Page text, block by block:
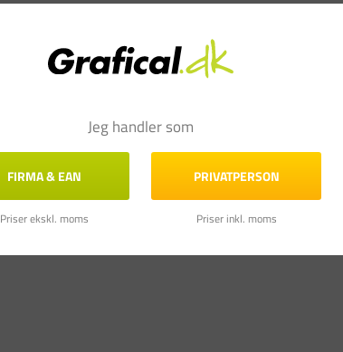
Jeg handler som
FIRMA & EAN
Priser ekskl. moms
PRIVATPERSON
Priser inkl. moms